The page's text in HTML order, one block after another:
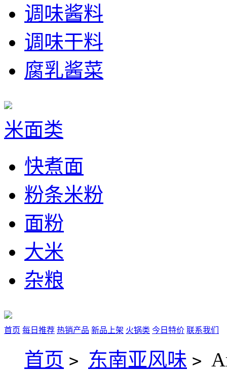
调味酱料
调味干料
腐乳酱菜
米面类
快煮面
粉条米粉
面粉
大米
杂粮
首页 每日推荐 热销产品 新品上架 火锅类 今日特价 联系我们
首页 > 东南亚风味 >